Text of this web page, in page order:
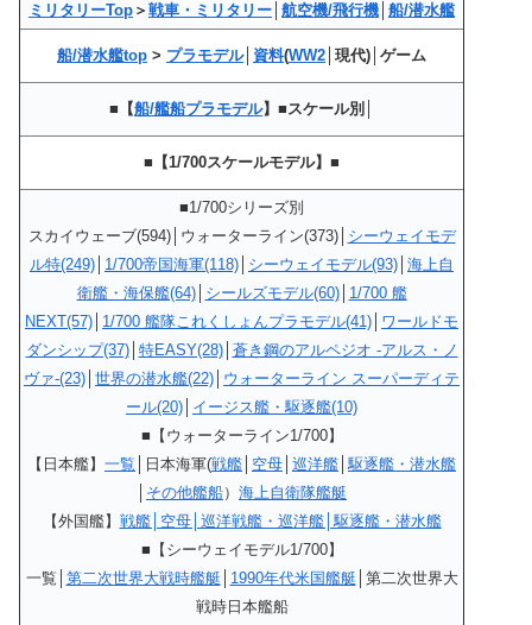
ミリタリーTop ＞ 戦車・ミリタリー 航空機/飛行機 船/潜水艦
船/潜水艦top > プラモデル│ 資料(WW2 │現代)│ゲーム
■【船/艦船プラモデル】■スケール別│
■【1/700スケールモデル】■
■1/700シリーズ別
スカイウェーブ(594)│ウォーターライン(373)│ シーウェイモデ
ル特(249) 1/700帝国海軍(118) シーウェイモデル(93) 海上自
衛艦・海保艦(64)│ シールズモデル(60)│ 1/700 艦
NEXT(57) 1/700 艦隊これくしょんプラモデル(41) ワールドモ
ダンシップ(37)│ 特EASY(28)│ 蒼き鋼のアルペジオ -アルス・ノ
ヴァ-(23) 世界の潜水艦(22) ウォーターライン スーパーディテ
ール(20) イージス艦・駆逐艦(10)
■【ウォーターライン1/700】
【日本艦】 一覧 │日本海軍(戦艦 空母 巡洋艦 │駆逐艦・潜水艦
その他艦船） 海上自衛隊艦艇
【外国艦】 戦艦│空母│巡洋戦艦・巡洋艦│駆逐艦・潜水艦
■【シーウェイモデル1/700】
一覧│ 第二次世界大戦時艦艇 1990年代米国艦艇 │第二次世界大
戦時日本艦船